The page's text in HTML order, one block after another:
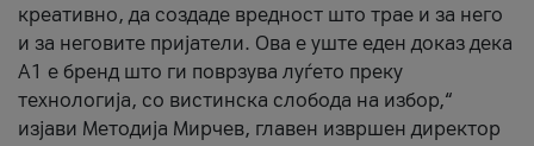
креативно, да создаде вредност што трае и за него
и за неговите пријатели. Ова е уште еден доказ дека
А1 е бренд што ги поврзува луѓето преку
технологија, со вистинска слобода на избор,“
изјави Методија Мирчев, главен извршен директор